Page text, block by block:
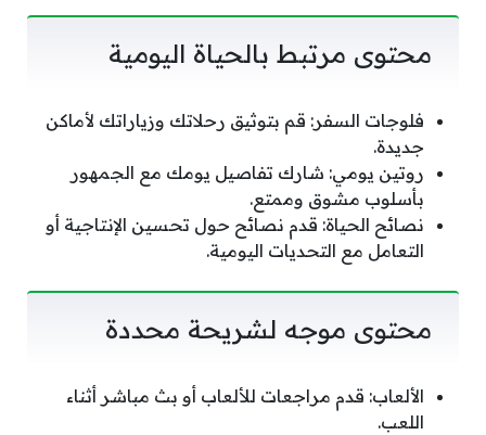
محتوى مرتبط بالحياة اليومية
فلوجات السفر: قم بتوثيق رحلاتك وزياراتك لأماكن
جديدة.
روتين يومي: شارك تفاصيل يومك مع الجمهور
بأسلوب مشوق وممتع.
نصائح الحياة: قدم نصائح حول تحسين الإنتاجية أو
التعامل مع التحديات اليومية.
محتوى موجه لشريحة محددة
الألعاب: قدم مراجعات للألعاب أو بث مباشر أثناء
اللعب.